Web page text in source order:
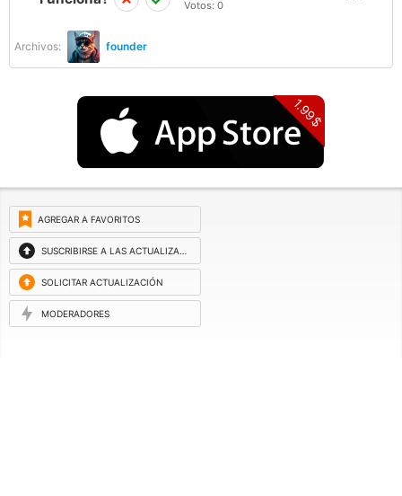
Archivos: founder
Votos: 0
1.99$
AGREGAR A FAVORITOS
SUSCRIBIRSE A LAS ACTUALIZACIONES
SOLICITAR ACTUALIZACIÓN
MODERADORES